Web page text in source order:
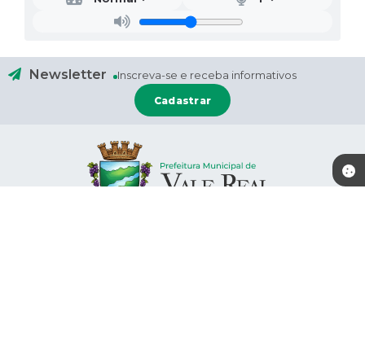
Newsletter Inscreva-se e receba informativos
Cadastrar